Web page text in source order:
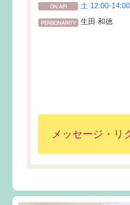
土 12:00-14:00
生田 和徳
メッセージ・リ